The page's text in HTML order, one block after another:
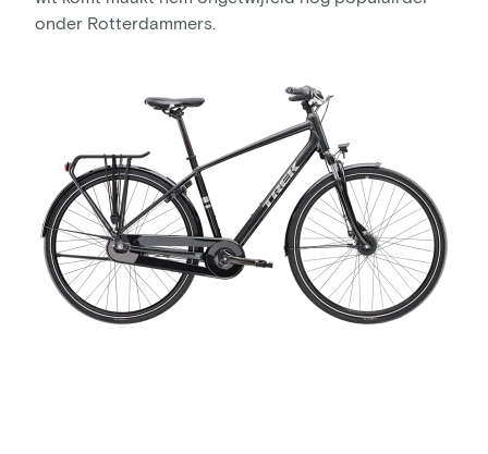
onder Rotterdammers.